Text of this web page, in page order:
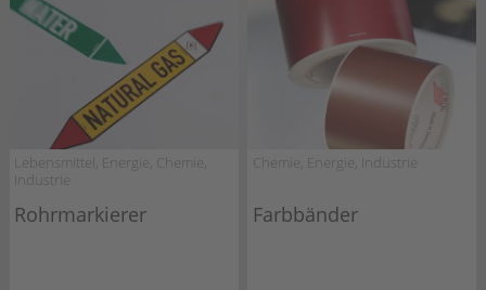
Lebensmittel, Energie, Chemie,
Industrie
Rohrmarkierer
Chemie, Energie, Industrie
Farbbänder